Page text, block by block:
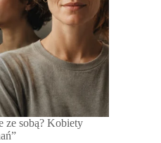
ze sobą? Kobiety